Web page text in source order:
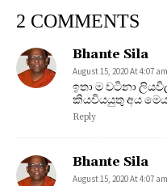
2 COMMENTS
Bhante Sila
August 15, 2020 At 4:07 am
ඉතා ම වටිනා
කියවියයුතු අය
Reply
Bhante Sila
August 15, 2020 At 4:07 am